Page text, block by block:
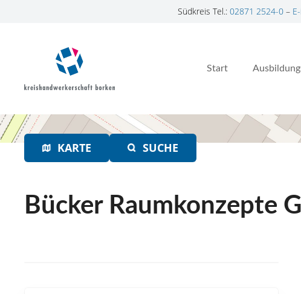
Südkreis Tel.: 02871 2524-0–
a
t
Start
KARTE SUCHE
Bücker Raumkonzepte